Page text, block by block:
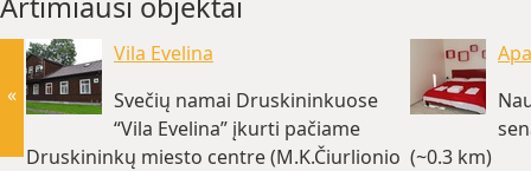
Vila Evelina
Svečių namai Druskininkuose
“Vila Evelina” įkurti pačiame
Druskininkų miesto centre (M.K.Čiurlionio (~0.3 km)
«